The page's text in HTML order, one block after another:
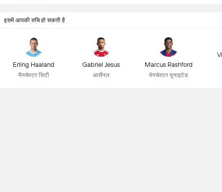
इसमें आपकी रुचि हो सकती है
Erling Haaland
मैनचेस्टर सिटी
Gabriel Jesus
आर्सेनल
Marcus Rashford
मेनचेस्टर यूनाइटेड